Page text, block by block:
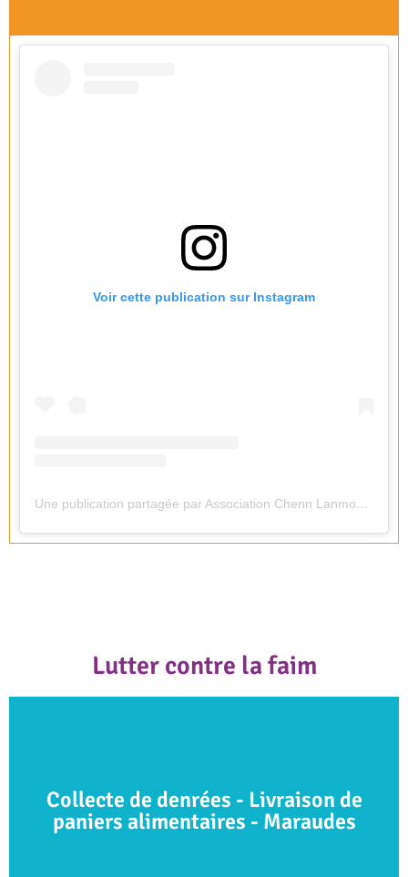
Voir cette publication sur Instagram
Une publication partagée par Association Chenn Lanmou (@associationchennlanmou)
Lutter contre la faim
Collecte de denrées - Livraison de
paniers alimentaires - Maraudes